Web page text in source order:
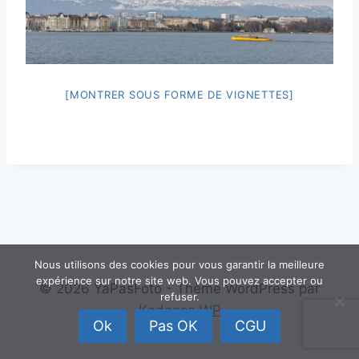
[MONTRER SOUS FORME DE VIGNETTES]
© 2026 YaPasFoto - Thème WordPress par
Kadence WP
Nous utilisons des cookies pour vous garantir la meilleure
expérience sur notre site web. Vous pouvez accepter ou
refuser.
Ok Pas OK CGU